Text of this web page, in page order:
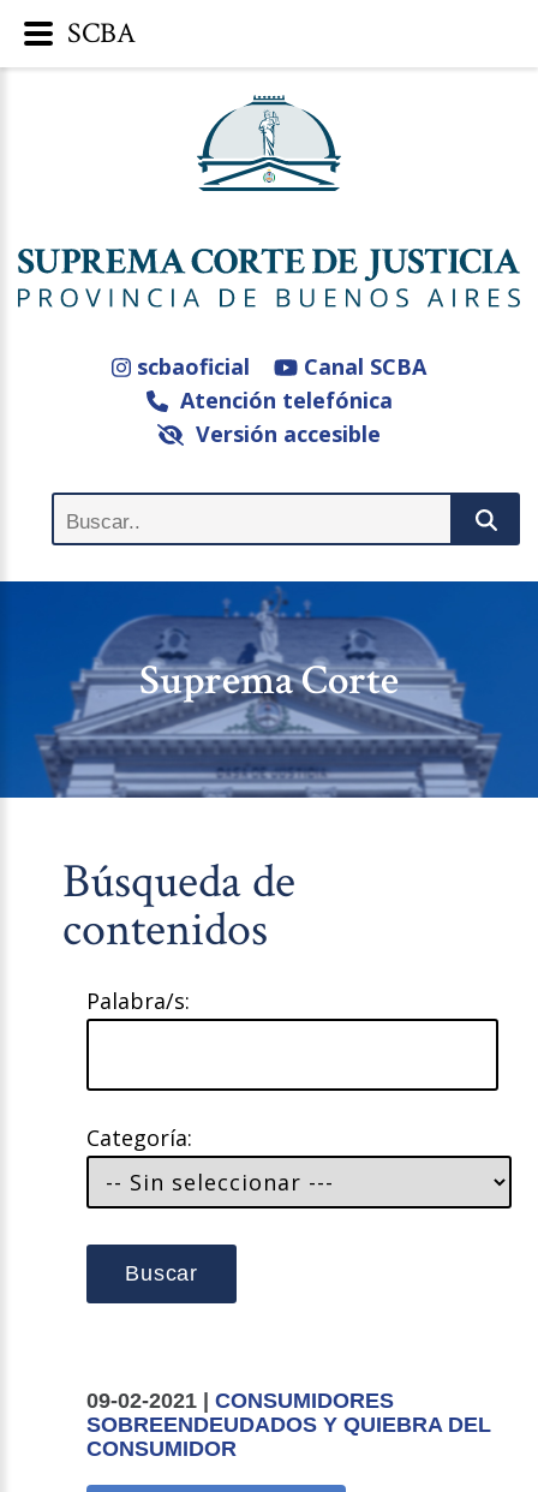
scbaoficial
Canal SCBA
Atención telefónica
Versión accesible
Suprema Corte
Búsqueda de
contenidos
Palabra/s:
Categoría:
Buscar
09-02-2021 |CONSUMIDORES
SOBREENDEUDADOS Y QUIEBRA DEL
CONSUMIDOR
SCBA